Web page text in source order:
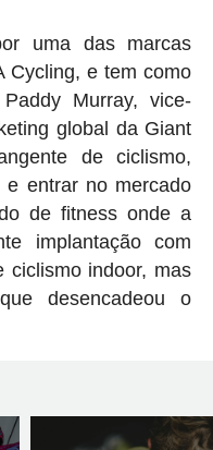
uma das marcas
Cycling, e tem como
Murray, vice-
global da Giant
de ciclismo,
e entrar no mercado
de fitness onde a
implantação com
ciclismo indoor, mas
desencadeou o